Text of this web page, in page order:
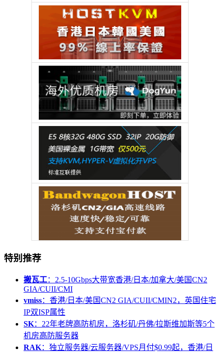
特别推荐
搬瓦工：2.5-10Gbps大带宽香港/日本/加拿大/美国CN2
GIA/CUII/CMI
vmiss：香港/日本/美国CN2 GIA/CUII/CMIN2，英国住宅
IP双ISP属性
SK：22年老牌高防机房，洛杉矶/丹佛/拉斯维加斯等5个
机房高防服务器
RAK：独立服务器/云服务器/VPS月付$0.99起，香港/日